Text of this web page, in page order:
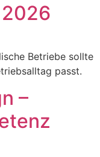
Betriebe sollte
passt.
–